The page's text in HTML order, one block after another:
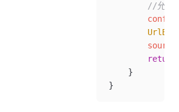
//允许
        config
        source
        return
    }
}